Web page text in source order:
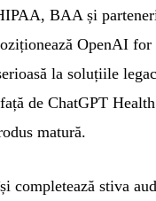
BAA și
OpenAI for
la soluțiile
de ChatGPT
matură.
completează stiva